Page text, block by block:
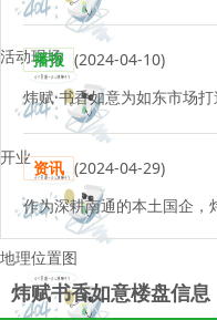
活动现场
开业
地理位置图
播报 (2024-04-10)
资讯 (2024-04-29)
炜赋书香如意楼盘信息